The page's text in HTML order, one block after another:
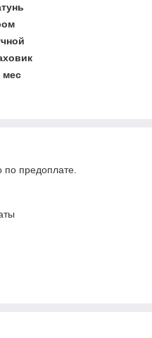
мес
по предоплате.